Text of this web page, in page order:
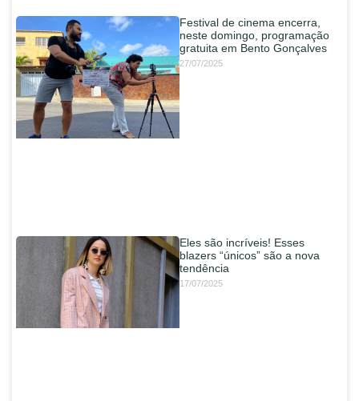
Festival de cinema encerra,
neste domingo, programação
gratuita em Bento Gonçalves
27/07/2025
Eles são incríveis! Esses
blazers “únicos” são a nova
tendência
17/07/2025